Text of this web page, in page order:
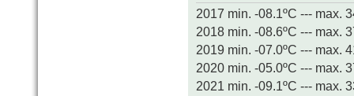
2017 min. -08.1ºC --- max.
2018 min. -08.6ºC --- max.
2019 min. -07.0ºC --- max.
2020 min. -05.0ºC --- max.
2021 min. -09.1ºC --- max.